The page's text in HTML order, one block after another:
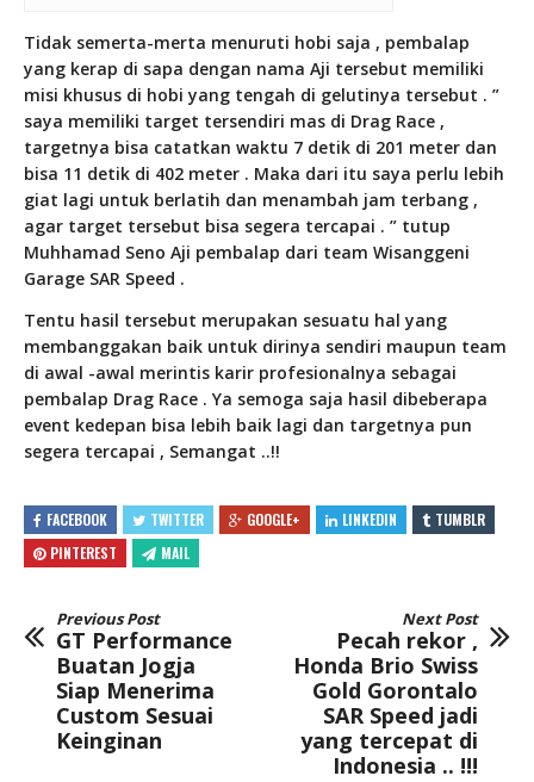
Tidak semerta-merta menuruti hobi saja , pembalap
yang kerap di sapa dengan nama Aji tersebut memiliki
misi khusus di hobi yang tengah di gelutinya tersebut . ”
saya memiliki target tersendiri mas di Drag Race ,
targetnya bisa catatkan waktu 7 detik di 201 meter dan
bisa 11 detik di 402 meter . Maka dari itu saya perlu lebih
giat lagi untuk berlatih dan menambah jam terbang ,
agar target tersebut bisa segera tercapai . ” tutup
Muhhamad Seno Aji pembalap dari team Wisanggeni
Garage SAR Speed .
Tentu hasil tersebut merupakan sesuatu hal yang
membanggakan baik untuk dirinya sendiri maupun team
di awal -awal merintis karir profesionalnya sebagai
pembalap Drag Race . Ya semoga saja hasil dibeberapa
event kedepan bisa lebih baik lagi dan targetnya pun
segera tercapai , Semangat ..!!
FACEBOOK TWITTER GOOGLE+ LINKEDIN
TUMBLR
PINTEREST
MAIL
Previous Post
GT Performance
Buatan Jogja
Siap Menerima
Custom Sesuai
Keinginan
Next Post
Pecah rekor ,
Honda Brio Swiss
Gold Gorontalo
SAR Speed jadi
yang tercepat di
Indonesia .. !!!